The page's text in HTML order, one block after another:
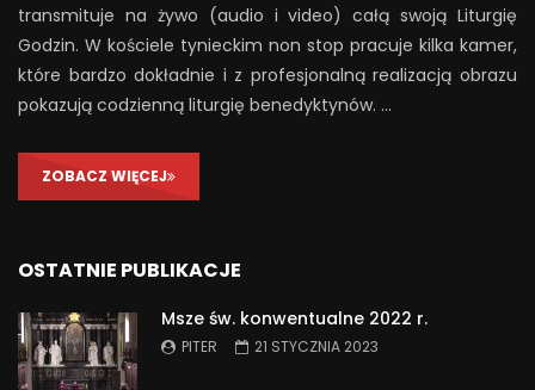
transmituje na żywo (audio i video) całą swoją Liturgię
Godzin. W kościele tynieckim non stop pracuje kilka kamer,
które bardzo dokładnie i z profesjonalną realizacją obrazu
pokazują codzienną liturgię benedyktynów. …
ZOBACZ WIĘCEJ
OSTATNIE PUBLIKACJE
Msze św. konwentualne 2022 r.
PITER 21 STYCZNIA 2023